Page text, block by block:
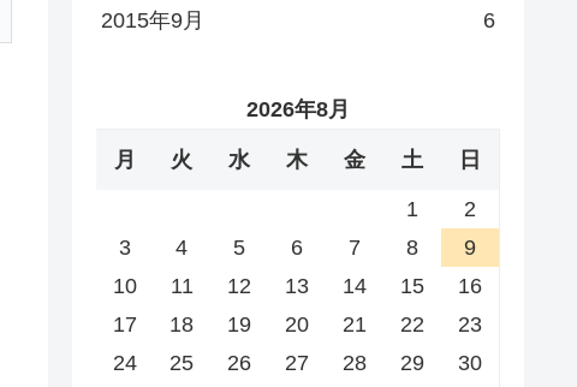
2015年9月 6
2026年8月
月 火 水 木 金 土 日
1
2
3
4 5 6 7 8
9
10
11 12 13 14 15
16
17
18 19 20 21 22
23
24
25 26 27 28 29
30